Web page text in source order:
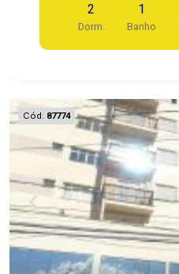
2
Dorm.
1
Banho
Cód. 87774